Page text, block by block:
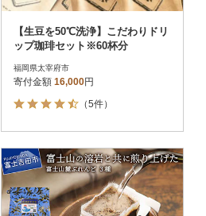
【生豆を50℃洗浄】こだわりドリ
ップ珈琲セット※60杯分
福岡県太宰府市
寄付金額 16,000円
（5件）